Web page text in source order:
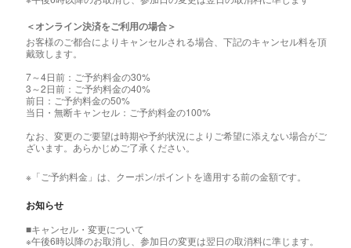
＜オンライン決済をご利用の場合＞
お客様のご都合によりキャンセルされる場合、下記のキャンセル料を頂
戴致します。
7～4日前：ご予約料金の30%
3～2日前：ご予約料金の40%
前日：ご予約料金の50%
当日・無断キャンセル：ご予約料金の100%
なお、変更のご要望は時期や予約状況によりご希望に添えない場合がご
ざいます。あらかじめご了承ください。
※「ご予約料金」は、クーポン/ポイントを適用する前の金額です。
お知らせ
■キャンセル・変更について
※午後6時以降のお取消し、参加日の変更は翌日の取消料に準じます。